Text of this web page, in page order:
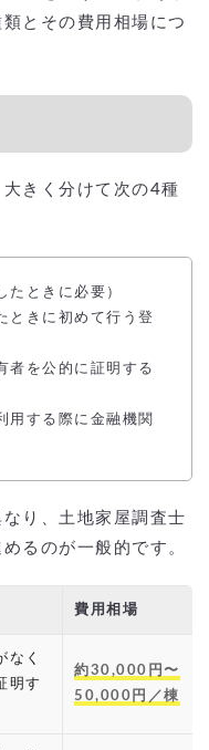
とその費用相場につ
きく分けて次の4種
たときに必要）
ときに初めて行う登
者を公的に証明する
用する際に金融機関
り、土地家屋調査士
るのが一般的です。
費用相場
なく
明す
約30,000円〜
50,000円／棟